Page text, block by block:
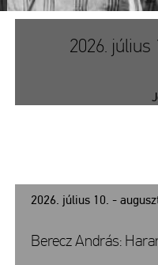
2026. július
2026. július 10. -
Berecz András: